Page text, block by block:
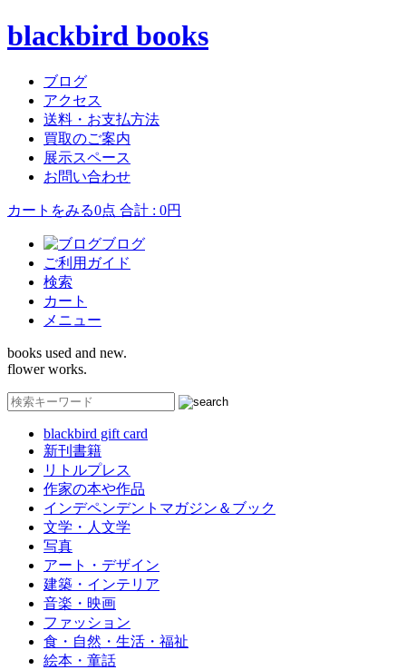
blackbird books
ブログ
アクセス
送料・お支払方法
買取のご案内
展示スペース
お問い合わせ
カートをみる0点 合計 : 0円
ブログ
ご利用ガイド
検索
カート
メニュー
books used and new.
flower works.
blackbird gift card
新刊書籍
リトルプレス
作家の本や作品
インデペンデントマガジン＆ブック
文学・人文学
写真
アート・デザイン
建築・インテリア
音楽・映画
ファッション
食・自然・生活・福祉
絵本・童話